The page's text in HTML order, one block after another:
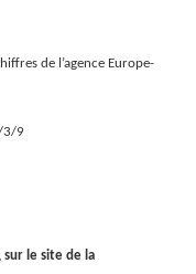
de l’agence Europe-
3/9
sur le site de la